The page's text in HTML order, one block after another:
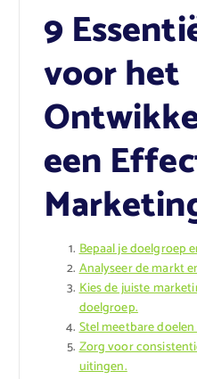
9
voor het
een
Bepaal je doelgroep
Analyseer de markt
Kies de juiste
doelgroep.
Stel meetbare
Zorg voor
uitingen.